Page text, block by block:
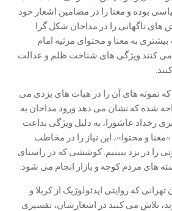
بوده و معنا را در مضامین اشعار خود
های ناگهانی را در مداحان شکل گرا
به معنا و محتوای مرثیه امام
کنند ویژگی های شناخت ظلم و عدالت
نمونه های آن را در هیات های یزدی می
شده که نشان می دهد ورود مداحان به
رخداد عاشورا، به دلیل ویژگی بداعت
و محتوا»، این نیاز را در مخاطب
را در یزد ببینیم. کوششی که در راستای
های مردم کوچه و بازار انجام می شود.
که روایتی ایدئولوژیک از کربلا و
تلاش می کنند در اشعارشان، تفسیری